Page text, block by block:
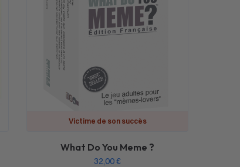
Victime de son succès
What Do You Meme ?
32,00€